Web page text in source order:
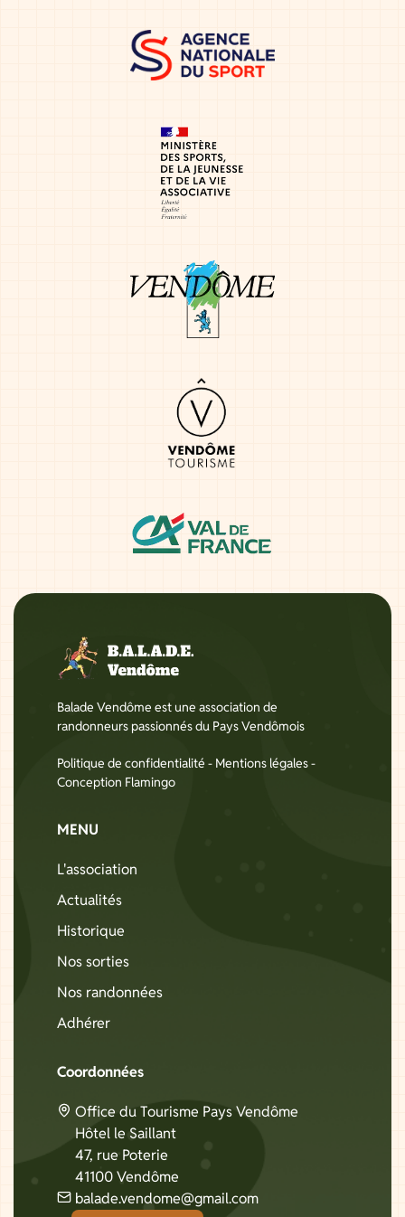
Balade Vendôme est une association de
randonneurs passionnés du Pays Vendômois
Politique de confidentialité - Mentions légales-
Conception Flamingo
MENU
L'association
Actualités
Historique
Nos sorties
Nos randonnées
Adhérer
Coordonnées
Office du Tourisme Pays Vendôme
Hôtel le Saillant
47, rue Poterie
41100 Vendôme
balade.vendome@gmail.com